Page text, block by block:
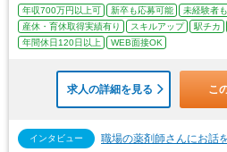
年収700万円以上可 新卒も応募可能 未経験者
産休・育休取得実績有り
スキルアップ 駅チカ
年間休日120日以上
WEB面接OK
求人の詳細を見る こ
インタビュー 職場の薬剤師さんにお話